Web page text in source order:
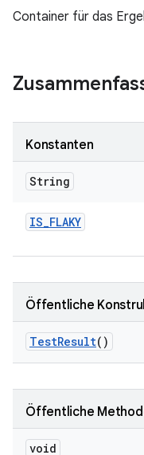
Container für das
Konstanten
String
IS_FLAKY
Öffentliche
TestResult()
Öffentliche
void